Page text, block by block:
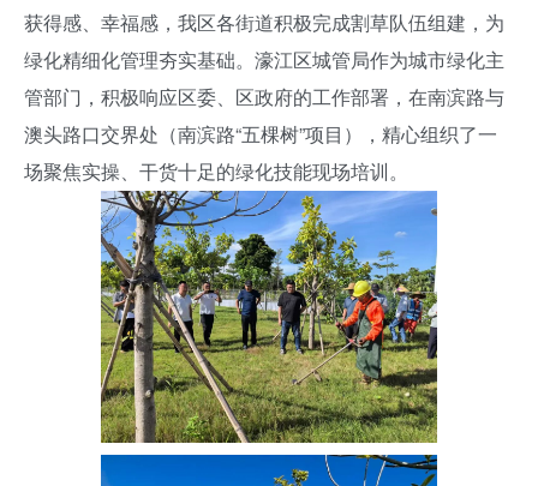
获得感、幸福感，我区各街道积极完成割草队伍组建，为
绿化精细化管理夯实基础。濠江区城管局作为城市绿化主
管部门，积极响应区委、区政府的工作部署，在南滨路与
澳头路口交界处（南滨路“五棵树”项目），精心组织了一
场聚焦实操、干货十足的绿化技能现场培训。